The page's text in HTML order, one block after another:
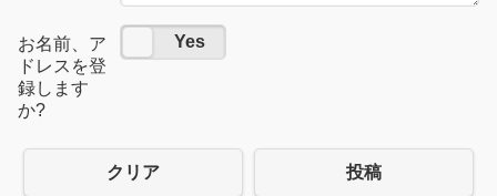
お名前、ア
ドレスを登
録します
か?
No Yes
クリア 投稿